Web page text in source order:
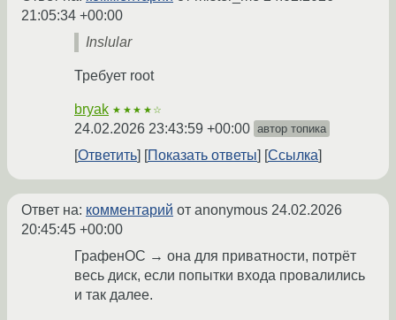
21:05:34 +00:00
Inslular
Требует root
bryak ★★★★☆
24.02.2026 23:43:59 +00:00 автор топика
Ответить Показать ответы Ссылка
Ответ на: комментарий от anonymous 24.02.2026
20:45:45 +00:00
ГрафенОС → она для приватности, потрёт
весь диск, если попытки входа провалились
и так далее.